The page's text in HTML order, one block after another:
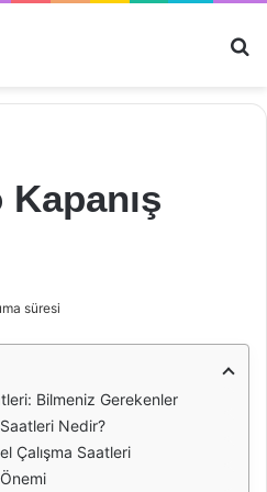
süresi
Bilmeniz Gerekenler
Nedir?
Çalışma Saatleri